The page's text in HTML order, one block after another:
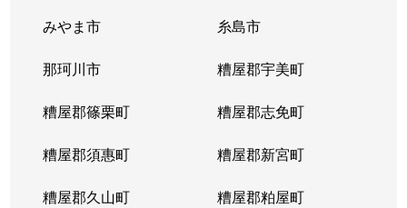
みやま市 糸島市
那珂川市 糟屋郡宇美町
糟屋郡篠栗町 糟屋郡志免町
糟屋郡須惠町 糟屋郡新宮町
糟屋郡久山町 糟屋郡粕屋町